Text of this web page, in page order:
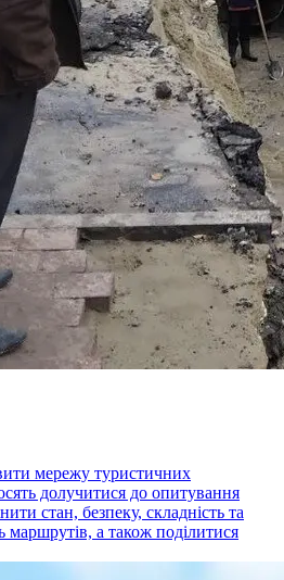
мережу туристичних
долучитися до опитування
стан, безпеку, складність та
маршрутів, а також поділитися